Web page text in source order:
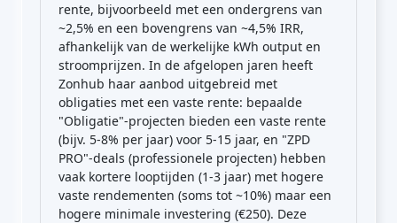
rente, bijvoorbeeld met een ondergrens van
~2,5% en een bovengrens van ~4,5% IRR,
afhankelijk van de werkelijke kWh output en
stroomprijzen. In de afgelopen jaren heeft
Zonhub haar aanbod uitgebreid met
obligaties met een vaste rente: bepaalde
"Obligatie"-projecten bieden een vaste rente
(bijv. 5-8% per jaar) voor 5-15 jaar, en "ZPD
PRO"-deals (professionele projecten) hebben
vaak kortere looptijden (1-3 jaar) met hogere
vaste rendementen (soms tot ~10%) maar een
hogere minimale investering (€250). Deze